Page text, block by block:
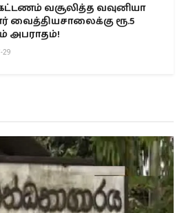
வசூலித்த வவுனியா
வைத்தியசாலைக்கு ரூ.5
அபராதம்!
29